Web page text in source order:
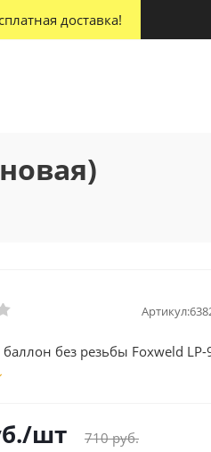
доставка!
Артикул:
баллон без резьбы Foxweld
/шт 710руб.